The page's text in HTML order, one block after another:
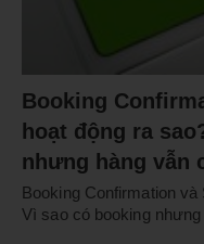
Booking
hoạt động ra
nhưng hàng vẫn
Booking Confirmation
Vì sao có booking